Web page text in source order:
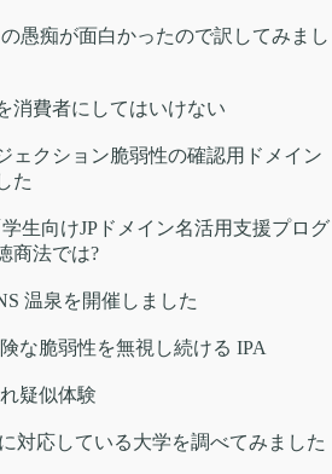
の愚痴が面白かったので訳してみまし
消費者にしてはいけない
ェクション脆弱性の確認用ドメイン
た
学生向けJPドメイン名活用支援プログ
商法では?
温泉を開催しました
な脆弱性を無視し続ける IPA
疑似体験
対応している大学を調べてみました